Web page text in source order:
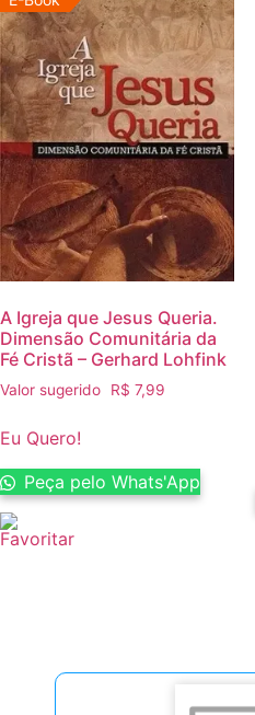
A Igreja que Jesus Queria.
Dimensão Comunitária da
Fé Cristã – Gerhard Lohfink
Valor sugerido R$ 7,99
Eu Quero!
Peça pelo Whats'App